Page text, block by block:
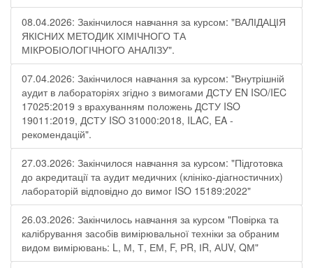
08.04.2026: Закінчилося навчання за курсом: "ВАЛІДАЦІЯ
ЯКІСНИХ МЕТОДИК ХІМІЧНОГО ТА
МІКРОБІОЛОГІЧНОГО АНАЛІЗУ".
07.04.2026: Закінчилося навчання за курсом: "Внутрішній
аудит в лабораторіях згідно з вимогами ДСТУ EN ISO/IEC
17025:2019 з врахуванням положень ДСТУ ISO
19011:2019, ДСТУ ISO 31000:2018, ILAC, EA -
рекомендацій".
27.03.2026: Закінчилося навчання за курсом: "Підготовка
до акредитації та аудит медичних (клініко-діагностичних)
лабораторій відповідно до вимог ISO 15189:2022"
26.03.2026: Закінчилось навчання за курсом "Повірка та
калібрування засобів вимірювальної техніки за обраним
видом вимірювань: L, М, Т, ЕМ, F, РR, ІR, АUV, QМ"